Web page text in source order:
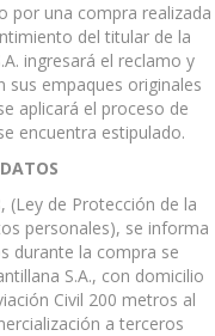
por una compra realizada
del titular de la
ingresará el reclamo y
sus empaques originales
aplicará el proceso de
encuentra estipulado.
(Ley de Protección de la
personales), se informa
durante la compra se
S.A., con domicilio
Civil 200 metros al
a terceros